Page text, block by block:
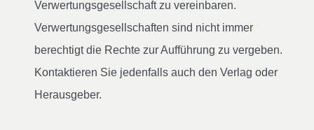
Verwertungsgesellschaft zu vereinbaren.
Verwertungsgesellschaften sind nicht immer
berechtigt die Rechte zur Aufführung zu vergeben.
Kontaktieren Sie jedenfalls auch den Verlag oder
Herausgeber.